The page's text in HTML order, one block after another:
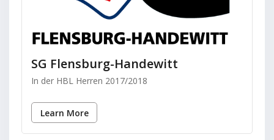
SG Flensburg-Handewitt
In der HBL Herren 2017/2018
Learn More